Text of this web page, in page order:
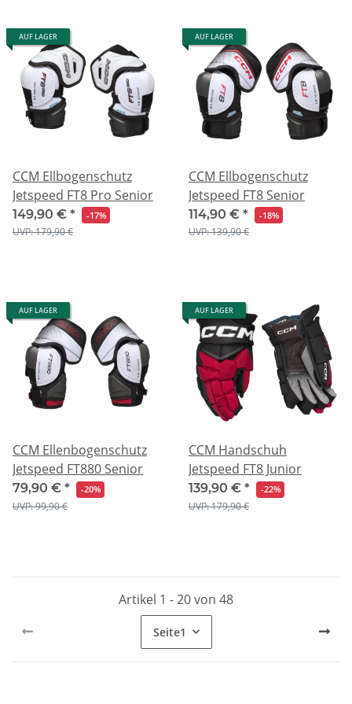
AUF LAGER
CCM Ellbogenschutz
Jetspeed FT8 Pro Senior
149,90 € * -17%
UVP: 179,90 €
AUF LAGER
CCM Ellbogenschutz
Jetspeed FT8 Senior
114,90 € * -18%
UVP: 139,90 €
AUF LAGER
CCM Ellenbogenschutz
Jetspeed FT880 Senior
79,90 € * -20%
UVP: 99,90 €
AUF LAGER
CCM Handschuh
Jetspeed FT8 Junior
139,90 € * -22%
UVP: 179,90 €
Artikel 1 - 20 von 48
Seite1